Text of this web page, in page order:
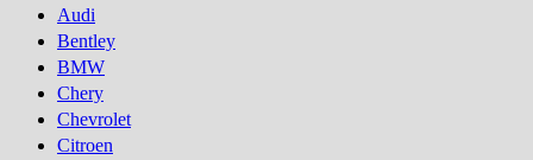
Audi
Bentley
BMW
Chery
Chevrolet
Citroen